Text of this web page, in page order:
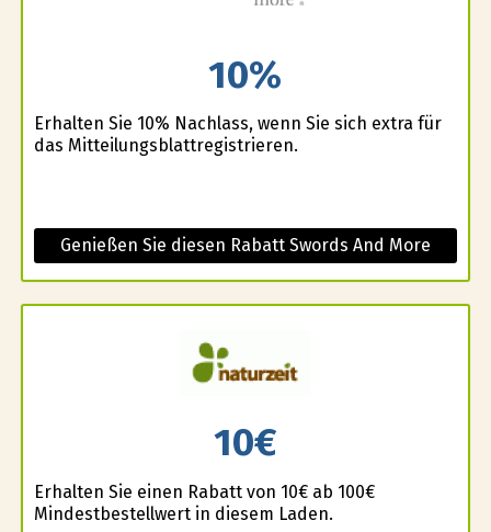
10%
Erhalten Sie 10% Nachlass, wenn Sie sich extra für
das Mitteilungsblattregistrieren.
Genießen Sie diesen Rabatt Swords And More
10€
Erhalten Sie einen Rabatt von 10€ ab 100€
Mindestbestellwert in diesem Laden.